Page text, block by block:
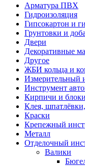
Арматура ПВХ
Гидроизоляция
Гипсокартон и
Грунтовки и
Двери
Декоративные
Другое
ЖБИ кольца и
Измерительный
Инструмент
Кирпичи и блоки
Клея,
Краски
Крепежный
Металл
Отделочный
Валики